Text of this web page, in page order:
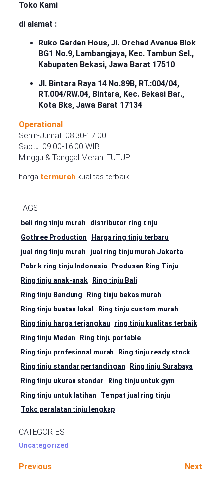
Toko Kami
di alamat :
Ruko Garden Hous, Jl. Orchad Avenue Blok
BG1 No.9, Lambangjaya, Kec. Tambun Sel.,
Kabupaten Bekasi, Jawa Barat 17510
Jl. Bintara Raya 14 No.89B, RT.:004/04,
RT.004/RW.04, Bintara, Kec. Bekasi Bar.,
Kota Bks, Jawa Barat 17134
Operational:
Senin-Jumat: 08.30-17.00
Sabtu: 09.00-16.00 WIB
Minggu & Tanggal Merah: TUTUP
harga termurah kualitas terbaik.
TAGS
beli ring tinju murah
distributor ring tinju
Gothree Production
Harga ring tinju terbaru
jual ring tinju murah
jual ring tinju murah Jakarta
Pabrik ring tinju Indonesia
Produsen Ring Tinju
Ring tinju anak-anak
Ring tinju Bali
Ring tinju Bandung
Ring tinju bekas murah
Ring tinju buatan lokal
Ring tinju custom murah
Ring tinju harga terjangkau
ring tinju kualitas terbaik
Ring tinju Medan
Ring tinju portable
Ring tinju profesional murah
Ring tinju ready stock
Ring tinju standar pertandingan
Ring tinju Surabaya
Ring tinju ukuran standar
Ring tinju untuk gym
Ring tinju untuk latihan
Tempat jual ring tinju
Toko peralatan tinju lengkap
CATEGORIES
Uncategorized
Previous Next